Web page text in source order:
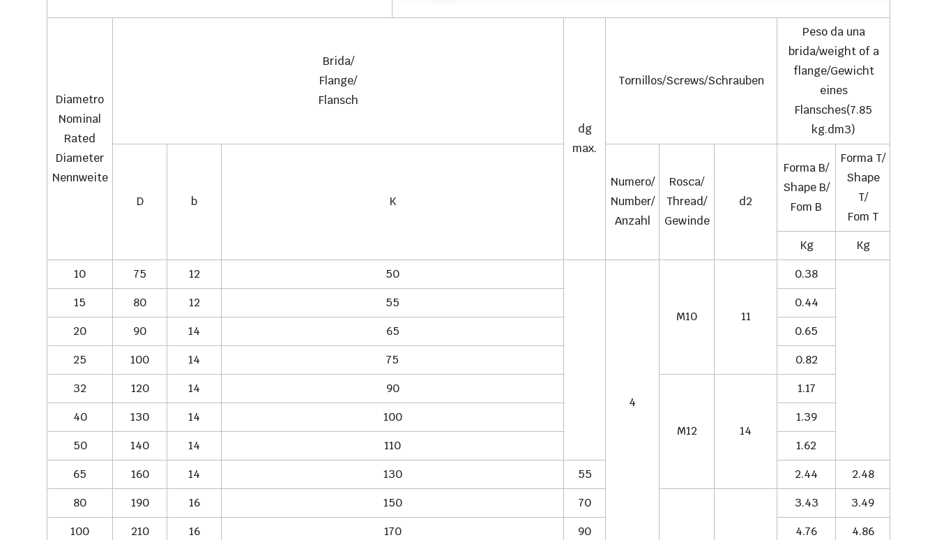
Diametro
Nominal
Rated
Diameter
Nennweite
Brida/
Flange/
Flansch
dg
max.
Tornillos/Screws/Schrauben
Peso da una
brida/weight of a
flange/Gewicht
eines
Flansches(7.85
kg.dm3)
D b K
Numero/
Number/
Anzahl
Rosca/
Thread/
Gewinde
d2
Forma B/
Shape B/
Fom B
Forma T/
Shape
T/
Fom T
Kg
Kg
10
75 12 50
4
M10 11
0.38
15
80 12 55
0.44
20
90 14 65
0.65
25
100 14 75
0.82
32
120 14 90
M12 14
1.17
40
130 14 100
1.39
50
140 14 110
1.62
65
160 14 130 55 2.44
2.48
80
190 16 150 70 3.43
3.49
100
210 16 170 90 4.76
4.86